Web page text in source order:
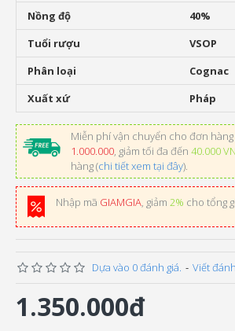
Nồng độ
40%
Tuổi rượu
VSOP
Phân loại
Cognac
Xuất xứ
Pháp
Miễn phí vận chuyển cho đơn
1.000.000, giảm tối đa đến 40.000
hàng (chi tiết xem tại đây).
Nhập mã GIAMGIA, giảm 2% cho tổng
Dựa vào 0 đánh giá. - Viết
1.350.000đ